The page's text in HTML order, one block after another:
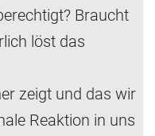
Braucht
löst das
zeigt und das wir
Reaktion in uns